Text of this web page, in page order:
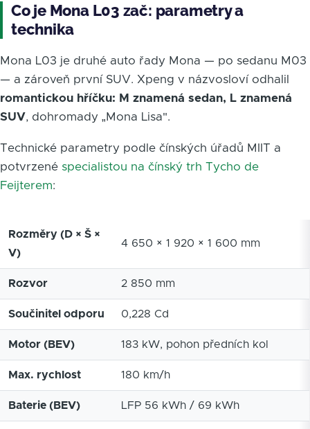
Co je Mona L03 zač: parametry a
technika
Mona L03 je druhé auto řady Mona — po sedanu M03
— a zároveň první SUV. Xpeng v názvosloví odhalil
romantickou hříčku: M znamená sedan, L znamená
SUV, dohromady „Mona Lisa".
Technické parametry podle čínských úřadů MIIT a
potvrzené specialistou na čínský trh Tycho de
Feijterem:
Rozměry (D × Š ×
V)
4 650 × 1 920 × 1 600 mm
Rozvor 2 850 mm
Součinitel odporu 0,228 Cd
Motor (BEV) 183 kW, pohon předních kol
Max. rychlost 180 km/h
Baterie (BEV) LFP 56 kWh / 69 kWh